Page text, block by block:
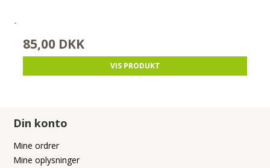
-
85,00 DKK
VIS PRODUKT
Din konto
Mine ordrer
Mine oplysninger